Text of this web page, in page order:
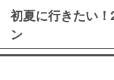
初夏に行きたい
ン